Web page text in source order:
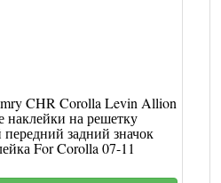
CHR Corolla Levin Allion
наклейки на решетку
задний значок
For Corolla 07-11